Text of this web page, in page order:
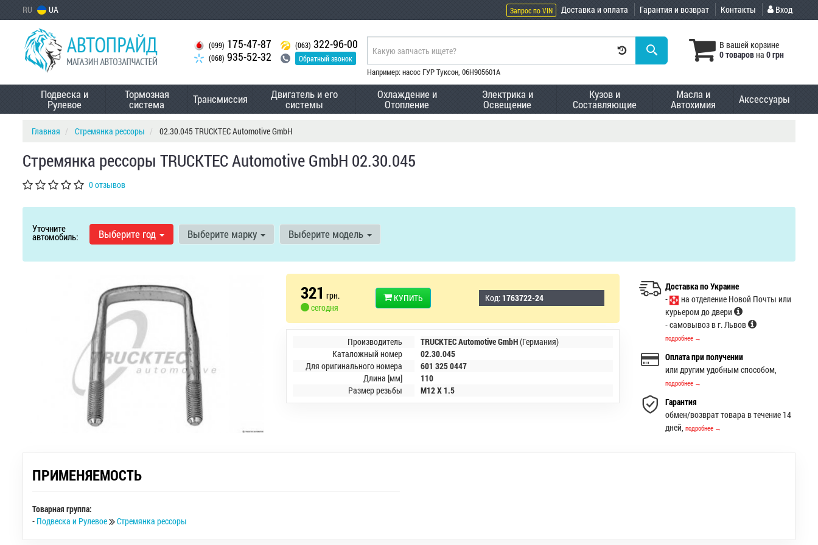
RU UA Запрос по VIN Доставка и оплата Гарантия и возврат Контакты Вход
(099) 175-47-87
(068) 935-52-32
(063) 322-96-00
Обратный звонок
В вашей корзине
0 товаровна 0 грн
Например: насос ГУР Туксон, 06H905601A
Подвеска и
Рулевое
Тормозная
система Трансмиссия Двигатель и его
системы
Охлаждение и
Отопление
Электрика и
Освещение
Кузов и
Составляющие
Масла и
Автохимия Аксессуары
Главная Стремянка рессоры 02.30.045 TRUCKTEC Automotive GmbH
Стремянка рессоры TRUCKTEC Automotive GmbH 02.30.045
0 отзывов
Уточните
автомобиль: Выберите год Выберите марку Выберите модель
321 грн.
сегодня
КУПИТЬ Код: 1763722-24
Производитель TRUCKTEC Automotive GmbH(Германия)
Каталожный номер
02.30.045
Для оригинального номера
601 325 0447
Длина [мм]
110
Размер резьбы
M12 X 1.5
Доставка по Украине
-
на отделение Новой Почты или
курьером до двери
- самовывоз в г. Львов
подробнее →
Оплата при получении
или другим удобным способом,
подробнее →
Гарантия
обмен/возврат товара в течение 14
дней,подробнее →
ПРИМЕНЯЕМОСТЬ
Товарная группа:
- Подвеска и Рулевое Стремянка рессоры